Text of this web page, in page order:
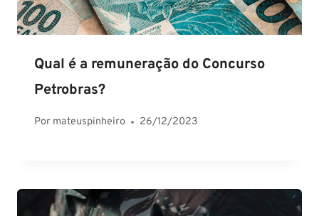
Qual é a remuneração do Concurso
Petrobras?
Por mateuspinheiro 26/12/2023